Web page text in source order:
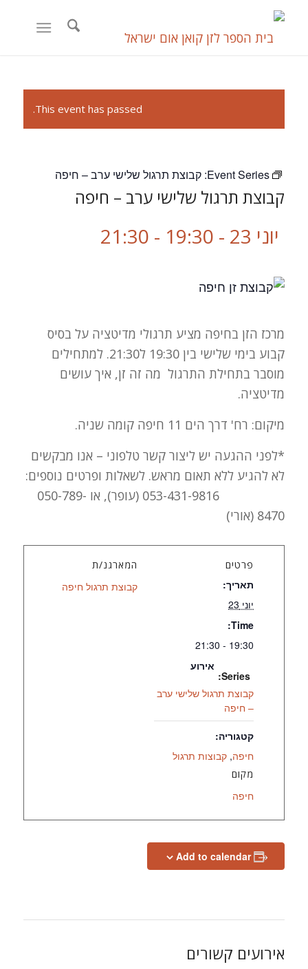
This event has passed.
Event Series: קבוצת תרגול שלישי ערב – חיפה
קבוצת תרגול שלישי ערב – חיפה
יוני 23 - 19:30 -
21:30
מרכז הזן בחיפה מציע תרגולי מדיטציה על בסיס
קבוע בימי שלישי בין 19:30 ל21:30. למתחילים
מוסבר בתחילת התרגול מה זה זן, איך עושים
מדיטציה.
מיקום: רח' דרך הים 11 חיפה קומה שניה.
*לפני ההגעה יש ליצור קשר טלפוני – אנו מבקשים
לא להגיע ללא תאום מראש. לשאלות ופרטים נוספים:
053-431-9816 (עופר), או 050-789-
8470 (אורי)
פרטים
תאריך:
יוני 23
Time:
19:30 - 21:30
Series:
קבוצת תרגול שלישי ערב
– חיפה
אירוע
קטגוריה:
חיפה, קבוצות תרגול
המארגנ/ת
קבוצת תרגול חיפה
מקום
חיפה
Add to calendar
אירועים קשורים